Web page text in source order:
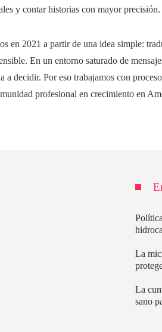
y contar historias con mayor
en 2021 a partir de una idea simple:
En un entorno saturado de
a decidir. Por eso trabajamos con
profesional en crecimiento en
La
La
sano